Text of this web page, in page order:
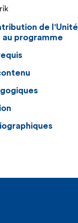
de l'Unité
programme